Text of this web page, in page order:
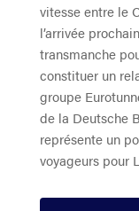
vitesse entre le
l’arrivée
transmanche
constituer un
groupe
de la Deutsche
représente un
voyageurs pour